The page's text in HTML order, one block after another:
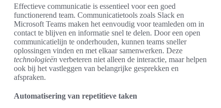
Effectieve communicatie is essentieel voor een goed
functionerend team. Communicatietools zoals Slack en
Microsoft Teams maken het eenvoudig voor teamleden om in
contact te blijven en informatie snel te delen. Door een open
communicatielijn te onderhouden, kunnen teams sneller
oplossingen vinden en met elkaar samenwerken. Deze
technologieën verbeteren niet alleen de interactie, maar helpen
ook bij het vastleggen van belangrijke gesprekken en
afspraken.
Automatisering van repetitieve taken